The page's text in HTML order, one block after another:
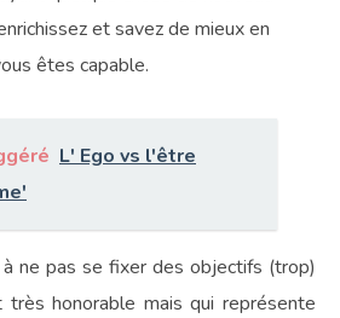
et savez de mieux en
êtes capable.
L' Ego vs l'être
ne pas se fixer des objectifs (trop)
honorable mais qui représente